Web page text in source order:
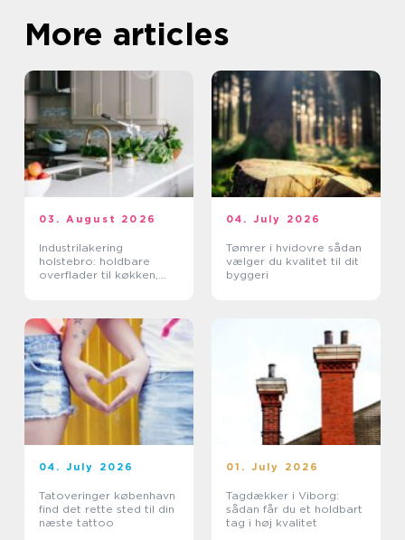
More articles
03. August 2026
Industrilakering
holstebro: holdbare
overflader til køkken,
04. July 2026
Tømrer i hvidovre sådan
vælger du kvalitet til dit
byggeri
04. July 2026
Tatoveringer københavn
find det rette sted til din
næste tattoo
01. July 2026
Tagdækker i Viborg:
sådan får du et holdbart
tag i høj kvalitet